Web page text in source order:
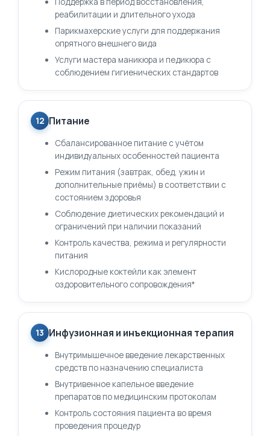
реабилитации и длительного ухода
Парикмахерские услуги для поддержания
опрятного внешнего вида
Услуги мастера маникюра и педикюра с
соблюдением гигиенических стандартов
12 Питание
Сбалансированное питание с учётом
индивидуальных особенностей пациента
Режим питания (завтрак, обед, ужин и
дополнительные приёмы) в соответствии с
состоянием здоровья
Соблюдение диетических рекомендаций и
ограничений при наличии показаний
Контроль качества, режима и регулярности
питания
Кислородные коктейли как элемент
оздоровительного сопровождения*
13 Инфузионная и инъекционная терапия
Внутримышечное введение лекарственных
средств по назначению специалиста
Внутривенное капельное введение
препаратов по медицинским протоколам
Контроль состояния пациента во время
проведения процедур